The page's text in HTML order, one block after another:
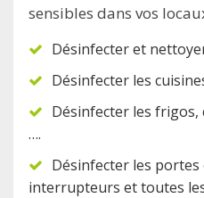
sensibles dans vos
Désinfecter et
Désinfecter les
Désinfecter les
….
Désinfecter les portes
interrupteurs et toutes